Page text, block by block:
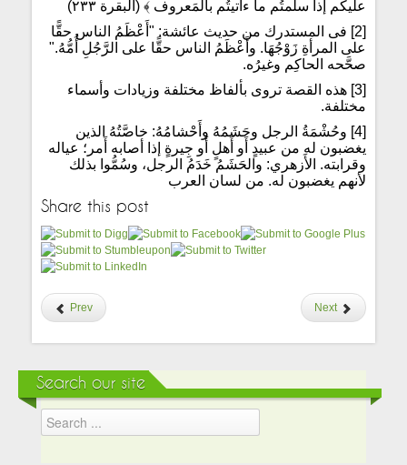
عليكم إذا سلَّمتُم ما ءاتيتُم بالمَعروف ﴾ (البقرة ٢٣٣)
[2] فى المستدرك من حديث عائشة: "أَعْظَمُ الناس حقًّا
على المرأةِ زَوْجُهَا. وأَعْظَمُ الناس حقًّا على الرَّجُلِ أُمُّهُ."
صحَّحه الحاكِم وغيرُه.
[3] هذه القصة تروى بألفاظ مختلفة وزيادات وأسماء
مختلفة.
[4] وحُشْمَةُ الرجل وحَشَمُهُ وأَحْشامُهُ: خاصَّتُهُ الذين
يغضبون له من عبيدٍ أَو أَهلٍ أَو جِيرةٍ إذا أصابه أَمر؛ عياله
وقرابته. الأَزهري: والحَشَمُ خَدَمُ الرجل، وسُمُّوا بذلك
لأنهم يغضبون له. من لسان العرب
Share this post
Prev Next
Search our site